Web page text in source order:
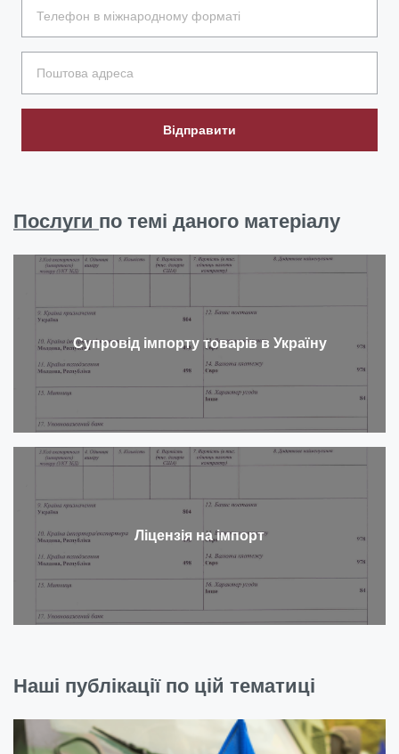
Відправити
Послуги по темі даного матеріалу
Супровід імпорту товарів в Україну
Ліцензія на імпорт
Наші публікації по цій тематиці